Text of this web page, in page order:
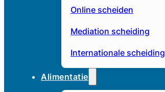
Online scheiden
Mediation scheiding
Internationale scheiding
Alimentatie